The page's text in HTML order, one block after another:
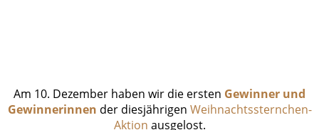
Am 10. Dezember haben wir die ersten Gewinner und
Gewinnerinnen der diesjährigen Weihnachtssternchen-
Aktion ausgelost.